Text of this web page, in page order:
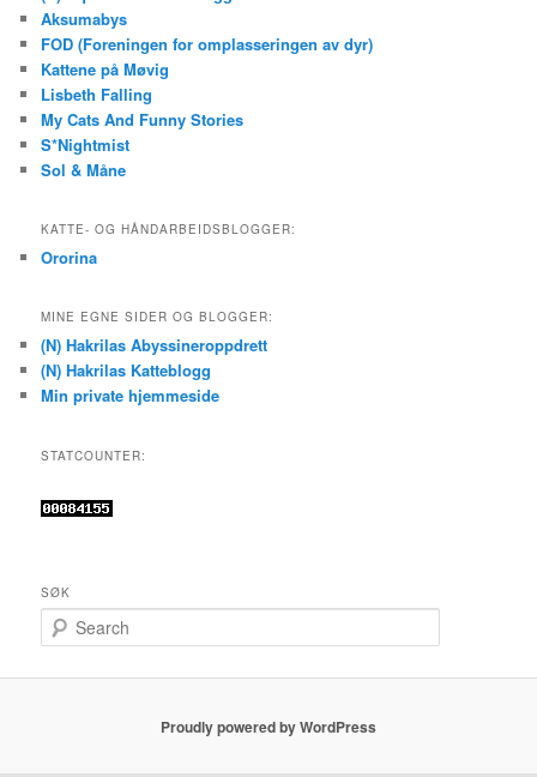
Aksumabys
FOD (Foreningen for omplasseringen av dyr)
Kattene på Møvig
Lisbeth Falling
My Cats And Funny Stories
S*Nightmist
Sol & Måne
KATTE- OG HÅNDARBEIDSBLOGGER:
Ororina
MINE EGNE SIDER OG BLOGGER:
(N) Hakrilas Abyssineroppdrett
(N) Hakrilas Katteblogg
Min private hjemmeside
STATCOUNTER:
SØK
e
Proudly powered by WordPress